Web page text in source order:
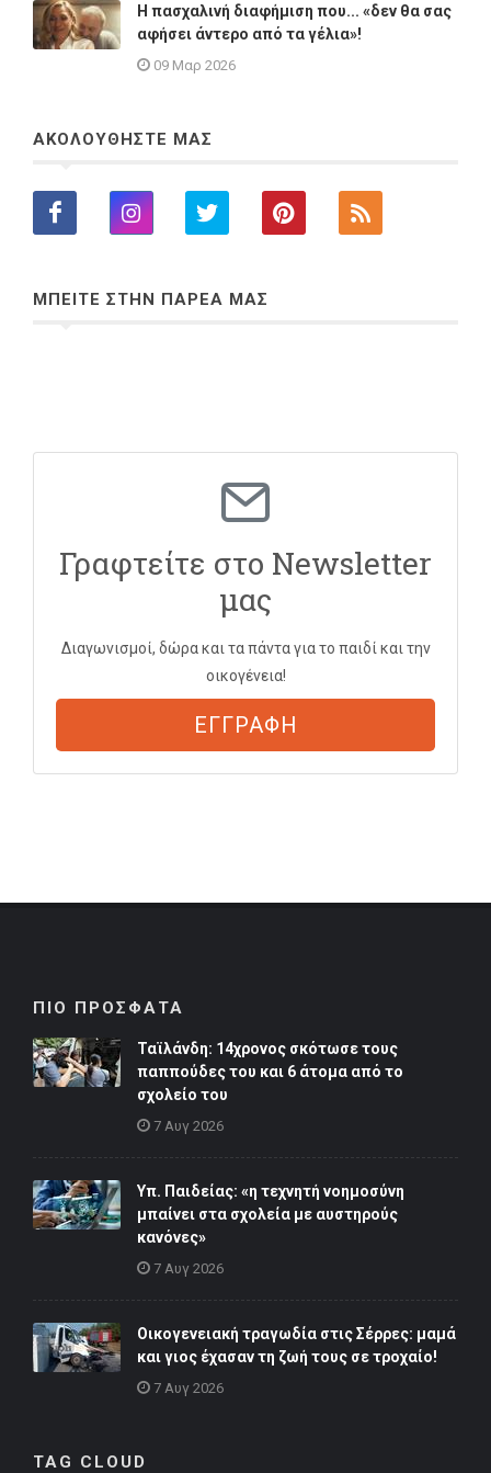
Η πασχαλινή διαφήμιση που... «δεν θα σας
αφήσει άντερο από τα γέλια»!
09 Μαρ 2026
ΑΚΟΛΟΥΘΗΣΤΕ ΜΑΣ
ΜΠΕΙΤΕ ΣΤΗΝ ΠΑΡΕΑ ΜΑΣ
Γραφτείτε στο Newsletter
μας
Διαγωνισμοί, δώρα και τα πάντα για το παιδί και την
οικογένεια!
ΕΓΓΡΑΦΗ
ΠΙΟ ΠΡΟΣΦΑΤΑ
Ταϊλάνδη: 14χρονος σκότωσε τους
παππούδες του και 6 άτομα από το
σχολείο του
7 Αυγ 2026
Υπ. Παιδείας: «η τεχνητή νοημοσύνη
μπαίνει στα σχολεία με αυστηρούς
κανόνες»
7 Αυγ 2026
Οικογενειακή τραγωδία στις Σέρρες: μαμά
και γιος έχασαν τη ζωή τους σε τροχαίο!
7 Αυγ 2026
TAG CLOUD